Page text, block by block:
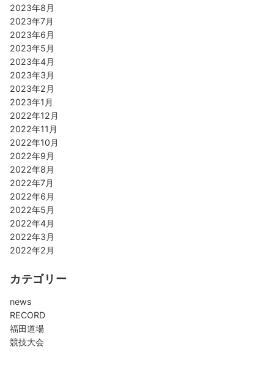
2023年8月
2023年7月
2023年6月
2023年5月
2023年4月
2023年3月
2023年2月
2023年1月
2022年12月
2022年11月
2022年10月
2022年9月
2022年8月
2022年7月
2022年6月
2022年5月
2022年4月
2022年3月
2022年2月
カテゴリー
news
RECORD
福田道場
競技大会